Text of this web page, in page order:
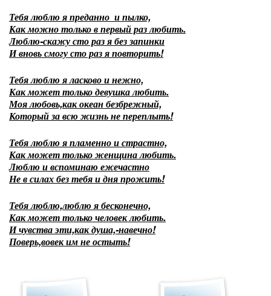
Тебя люблю я преданно и пылко,
Как можно только в первый раз любить.
Люблю-скажу сто раз я без запинки
И вновь смогу сто раз я повторить!
Тебя люблю я ласково и нежно,
Как может только девушка любить.
Моя любовь,как океан безбрежный,
Который за всю жизнь не переплыть!
Тебя люблю я пламенно и страстно,
Как может только женщина любить.
Люблю и вспоминаю ежечастно
Не в силах без тебя и дня прожить!
Тебя люблю,люблю я бесконечно,
Как может только человек любить.
И чувства эти,как душа,-навечно!
Поверь,вовек им не остыть!